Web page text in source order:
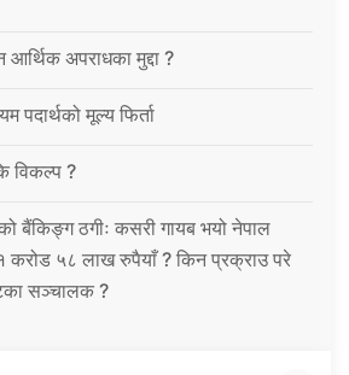
अपराधका मुद्दा ?
पदार्थको मूल्य फिर्ता
विकल्प ?
बैंकिङ्ग ठगीः कसरी गायब भयो नेपाल
५८ लाख रुपैयाँ ? किन प्रक्राउ परे
सञ्चालक ?